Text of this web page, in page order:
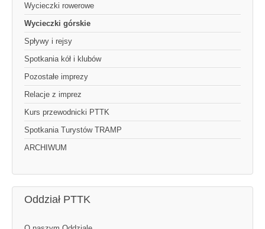
Wycieczki rowerowe
Wycieczki górskie
Spływy i rejsy
Spotkania kół i klubów
Pozostałe imprezy
Relacje z imprez
Kurs przewodnicki PTTK
Spotkania Turystów TRAMP
ARCHIWUM
Oddział PTTK